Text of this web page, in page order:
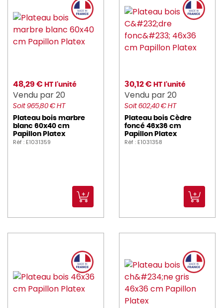
48,29 € HT l'unité
Vendu par 20
Soit 965,80 € HT
Plateau bois marbre
blanc 60x40 cm
Papillon Platex
Réf : E1031359
30,12 € HT l'unité
Vendu par 20
Soit 602,40 € HT
Plateau bois Cèdre
foncé 46x36 cm
Papillon Platex
Réf : E1031358